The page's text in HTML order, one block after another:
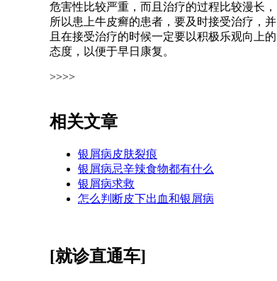
危害性比较严重，而且治疗的过程比较漫长，
所以患上牛皮癣的患者，要及时接受治疗，并
且在接受治疗的时候一定要以积极乐观向上的
态度，以便于早日康复。
>>>>
相关文章
银屑病皮肤裂痕
银屑病忌辛辣食物都有什么
银屑病求救
怎么判断皮下出血和银屑病
[就诊直通车]